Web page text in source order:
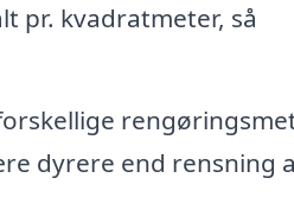
pr. kvadratmeter, så
dyrere end rensning